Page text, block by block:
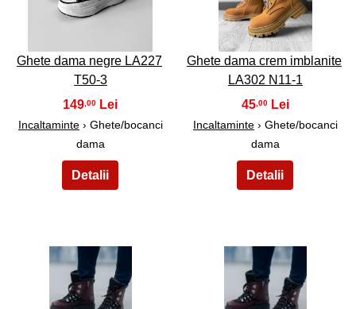
Ghete dama negre LA227
T50-3
149 ,00
Incaltaminte› Ghete/bocanci
dama
Ghete dama crem imblanite
LA302 N11-1
45,00
Incaltaminte› Ghete/bocanci
dama